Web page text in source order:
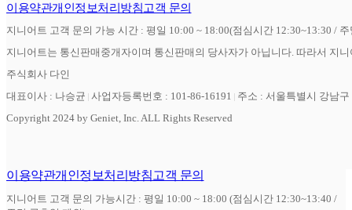
이용약관개인정보처리방침고객 문의
지니어트 고객 문의 가능 시간 : 평일 10:00 ~ 18:00(점심시간 12:30~13:30 /
지니어트는 통신판매중개자이며 통신판매의 당사자가 아닙니다. 따라서 지
주식회사 다인
대표이사 : 나승균 사업자등록번호 : 101-86-16191
주소 : 서울특별시 강남
Copyright 2024 by Geniet, Inc. ALL Rights Reserved
이용약관개인정보처리방침고객 문의
지니어트 고객 문의 가능시간 : 평일 10:00 ~ 18:00 (점심시간 12:30~13:40 /